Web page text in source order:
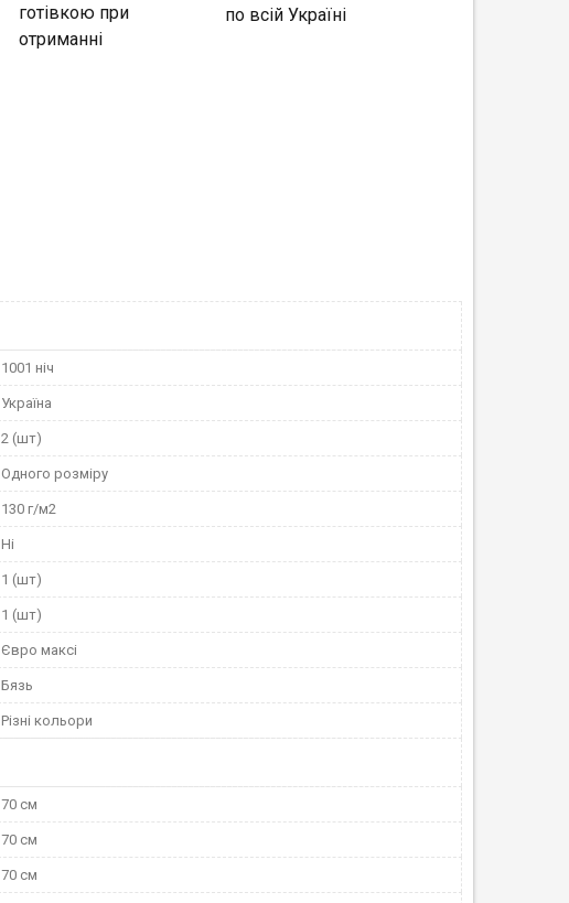
готівкою при
отриманні
по всій Україні
1001 ніч
Україна
2 (шт)
Одного розміру
130 г/м2
Ні
1 (шт)
1 (шт)
Євро максі
Бязь
Різні кольори
70 см
70 см
70 см